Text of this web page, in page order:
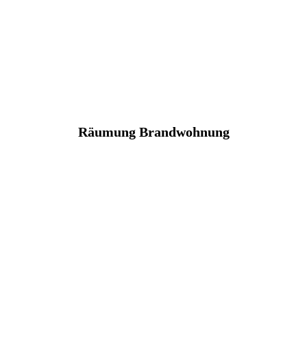
Räumung Brandwohnung